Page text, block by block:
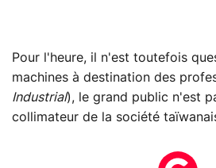
Pour l'heure, il n'est toutefois
machines à destination des
Industrial), le grand public n'est
collimateur de la société